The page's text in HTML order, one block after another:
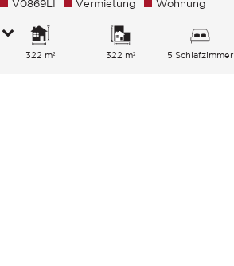
V0869LI Vermietung Wohnung
322 m² 322 m² 5 Schlafzimmer